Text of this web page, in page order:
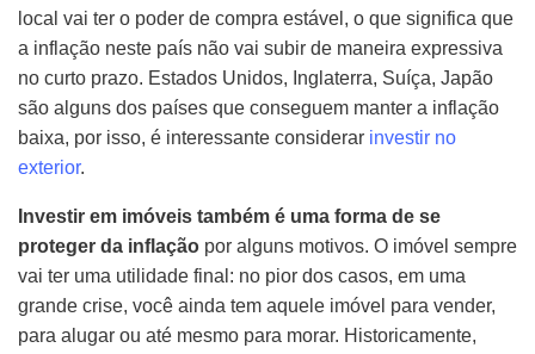
local vai ter o poder de compra estável, o que significa que
a inflação neste país não vai subir de maneira expressiva
no curto prazo. Estados Unidos, Inglaterra, Suíça, Japão
são alguns dos países que conseguem manter a inflação
baixa, por isso, é interessante considerar investir no
exterior.
Investir em imóveis também é uma forma de se
proteger da inflação por alguns motivos. O imóvel sempre
vai ter uma utilidade final: no pior dos casos, em uma
grande crise, você ainda tem aquele imóvel para vender,
para alugar ou até mesmo para morar. Historicamente,